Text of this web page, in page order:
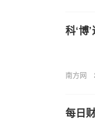
科‘博
南方网
每日